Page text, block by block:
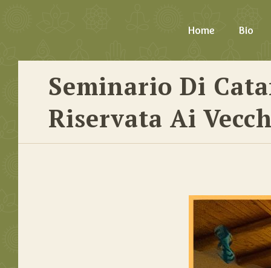
Home Bio
Seminario Di
Riservata Ai